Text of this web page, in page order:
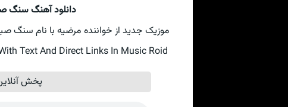
دانلود آهنگ سنگ
موزیک جدید از خواننده مرضیه با نام سنگ
Text And Direct Links In Music Roid
پخش